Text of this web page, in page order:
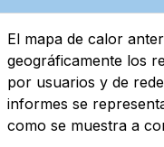
El mapa de calor
geográficamente los
por usuarios y de
informes se
como se muestra a